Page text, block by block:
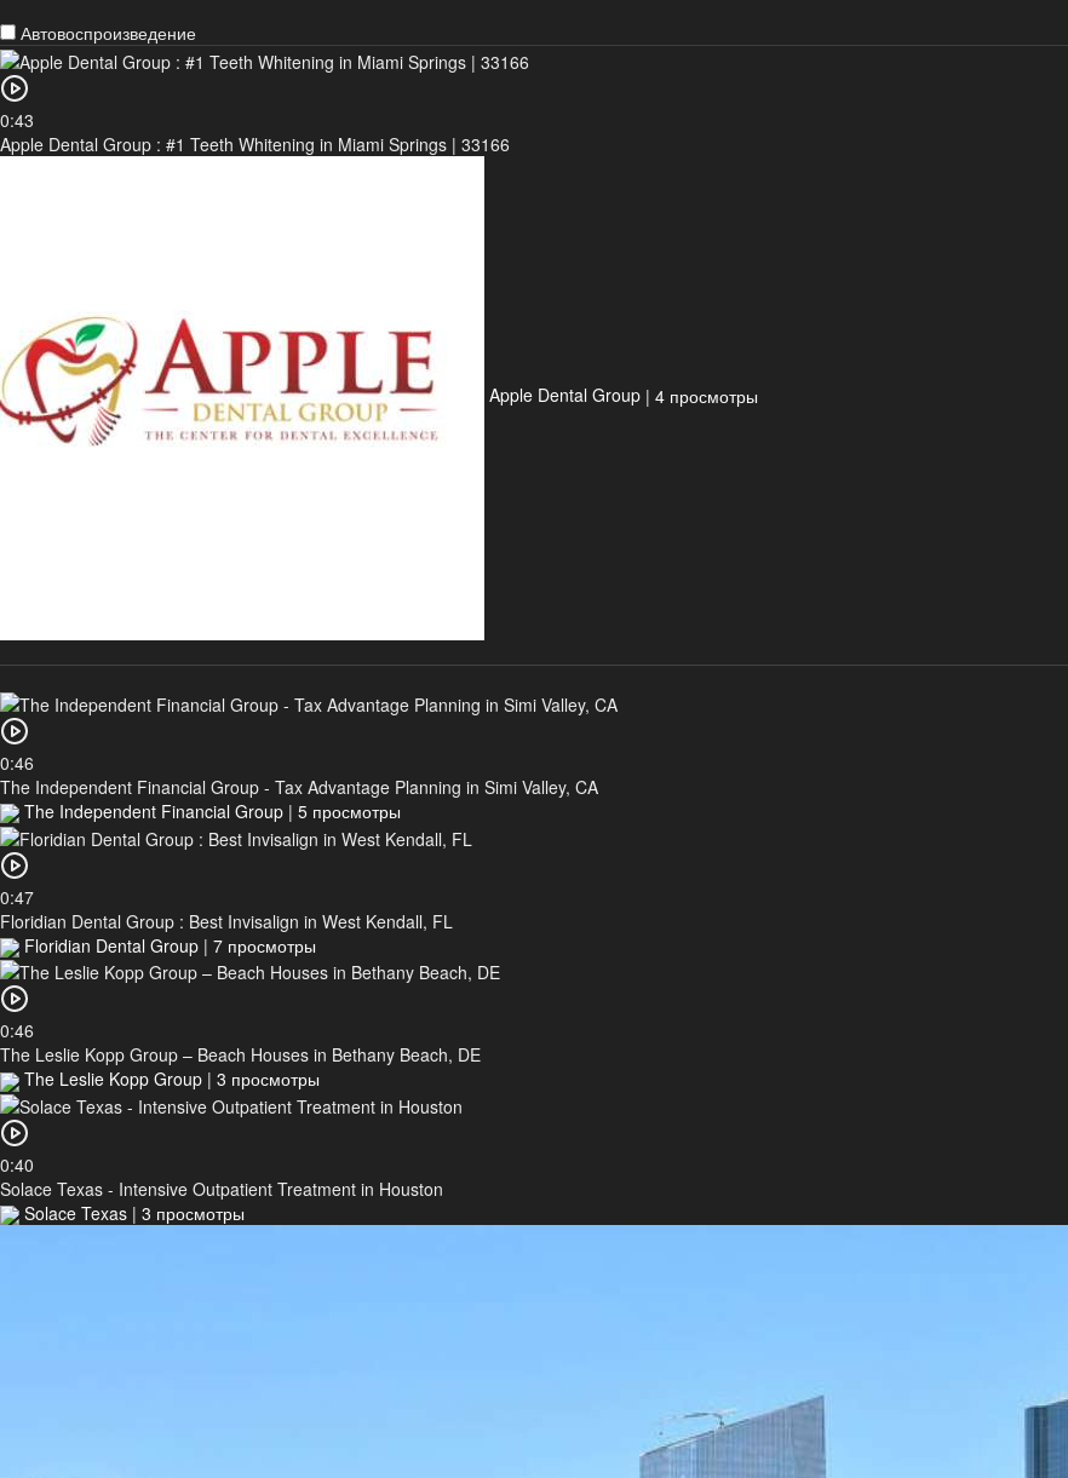
Автовоспроизведение
0:43
Apple Dental Group : #1 Teeth Whitening in Miami Springs | 33166
Apple Dental Group | 4 просмотры
0:46
The Independent Financial Group - Tax Advantage Planning in Simi Valley, CA
The Independent Financial Group | 5 просмотры
0:47
Floridian Dental Group : Best Invisalign in West Kendall, FL
Floridian Dental Group | 7 просмотры
0:46
The Leslie Kopp Group – Beach Houses in Bethany Beach, DE
The Leslie Kopp Group | 3 просмотры
0:40
Solace Texas - Intensive Outpatient Treatment in Houston
Solace Texas | 3 просмотры